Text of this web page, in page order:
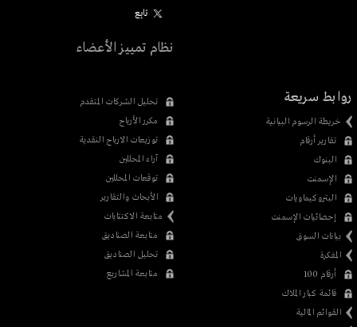
تابِع
نظام تمييز الأعضاء
روابط سريعة
خريطة الرسوم البيانية
تقارير أرقام
البنوك
الإسمنت
البتروكيماويات
إحصائيات الإسمنت
بيانات السوق
المفكرة
أرقام 100
قائمة كبار الملاك
القوائم المالية
تحليل الشركات المتقدم
مكرر الأرباح
توزيعات الارباح النقدية
آراء المحللين
توقعات المحللين
الأبحاث والتقارير
متابعة الاكتتابات
متابعة الصناديق
تحليل الصناديق
متابعة المشاريع